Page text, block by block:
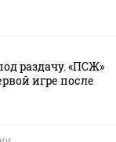
раздачу. «ПСЖ»
игре после